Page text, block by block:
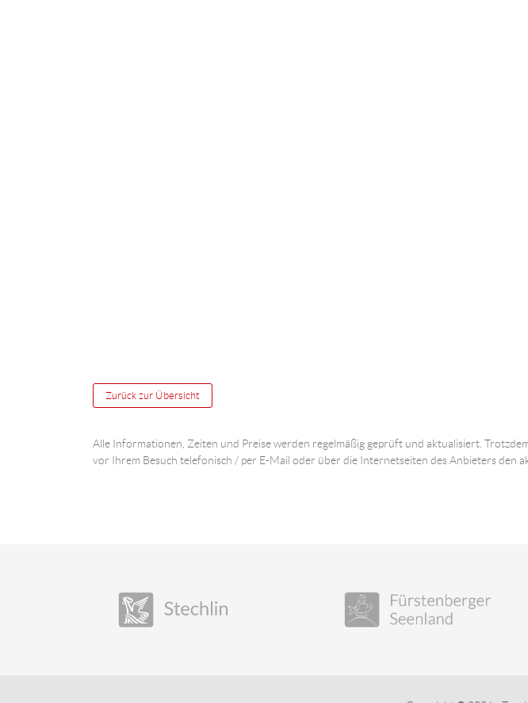
Zurück zur Übersicht
Alle Informationen, Zeiten und Preise werden regelmäßig geprüft und aktualisiert.
vor Ihrem Besuch telefonisch / per E-Mail oder über die Internetseiten des Anbieters den